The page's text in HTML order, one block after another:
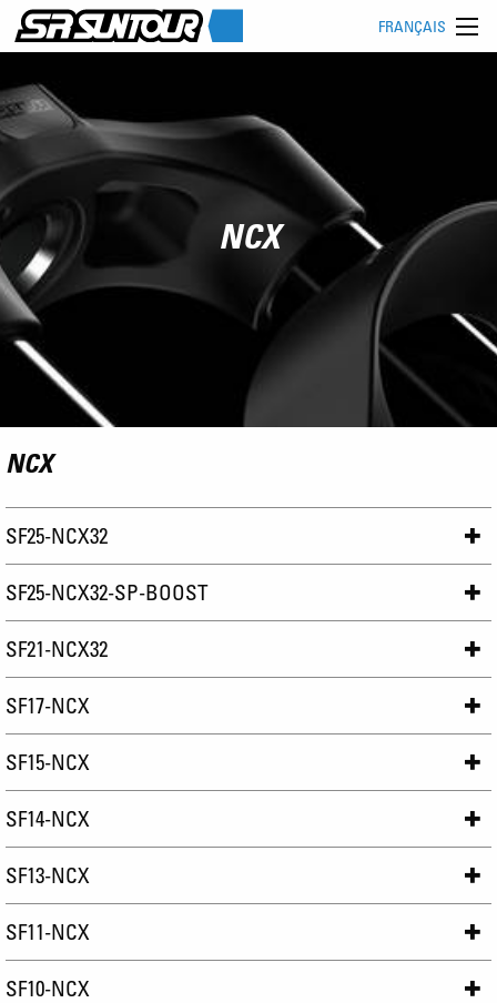
FRANÇAIS
NCX
NCX
SF25-NCX32
SF25-NCX32-SP-BOOST
SF21-NCX32
SF17-NCX
SF15-NCX
SF14-NCX
SF13-NCX
SF11-NCX
SF10-NCX